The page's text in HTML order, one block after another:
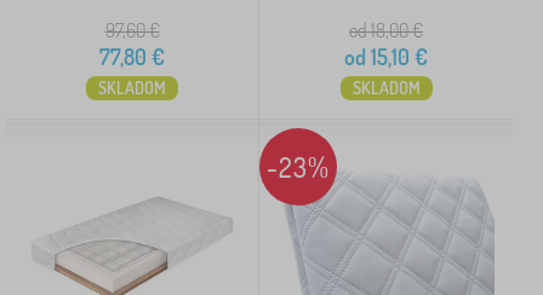
97,60€
77,80 €
SKLADOM
od 18,00€
od 15,10 €
SKLADOM
-23%